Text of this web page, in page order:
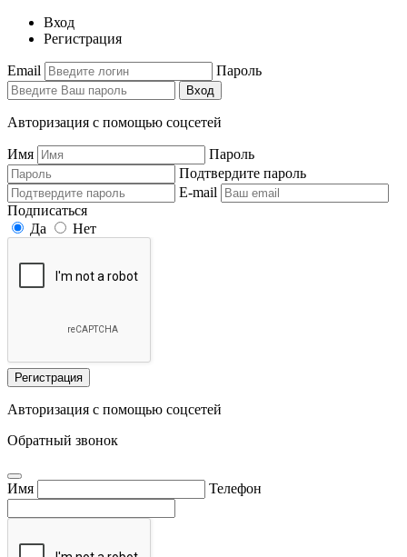
Вход
Регистрация
Email Пароль
Вход
Авторизация с помощью соцсетей
Имя
Пароль
Подтвердите пароль
E-mail
Подписаться
Да
Нет
Регистрация
Авторизация с помощью соцсетей
Обратный звонок
Имя Телефон